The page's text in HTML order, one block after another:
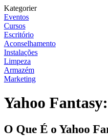
Kategorier
Eventos
Cursos
Escritório
Aconselhamento
Instalações
Limpeza
Armazém
Marketing
Yahoo
O Que É o Yahoo